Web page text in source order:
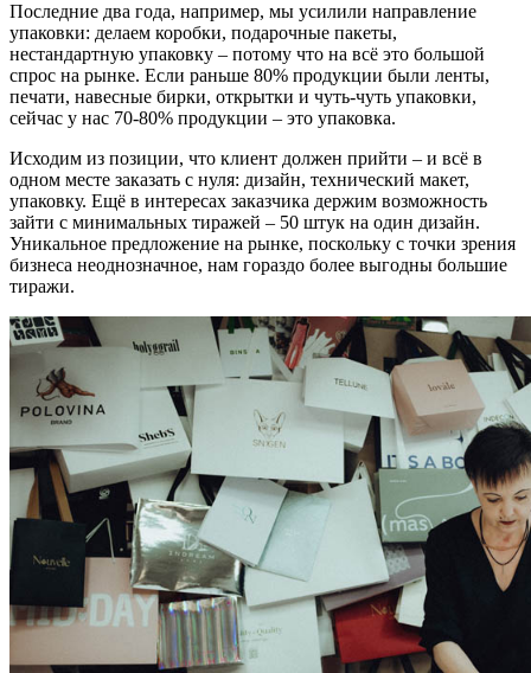
Последние два года, например, мы усилили направление
упаковки: делаем коробки, подарочные пакеты,
нестандартную упаковку – потому что на всё это большой
спрос на рынке. Если раньше 80% продукции были ленты,
печати, навесные бирки, открытки и чуть-чуть упаковки,
сейчас у нас 70-80% продукции – это упаковка.
Исходим из позиции, что клиент должен прийти – и всё в
одном месте заказать с нуля: дизайн, технический макет,
упаковку. Ещё в интересах заказчика держим возможность
зайти с минимальных тиражей – 50 штук на один дизайн.
Уникальное предложение на рынке, поскольку с точки зрения
бизнеса неоднозначное, нам гораздо более выгодны большие
тиражи.